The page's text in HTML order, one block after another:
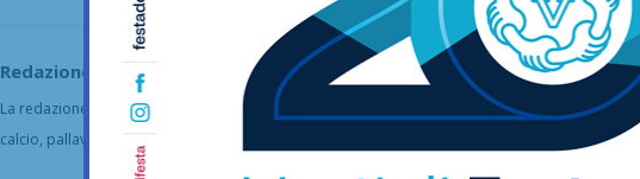
Redazione
La redazione di SportChianti dà spazio, ogni giorno, a tutti gli sport nei comuni chiantigiani:
calcio, pallavolo, basket, pallamano, baseball, karate, danza, ginnastica, ciclismo...